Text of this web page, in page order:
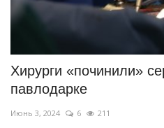
Хирурги «починили»
павлодарке
Июнь 3, 2024 6 211